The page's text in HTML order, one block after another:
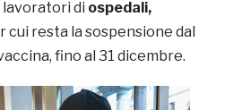
lavoratori di ospedali,
cui resta la sospensione dal
fino al 31 dicembre.